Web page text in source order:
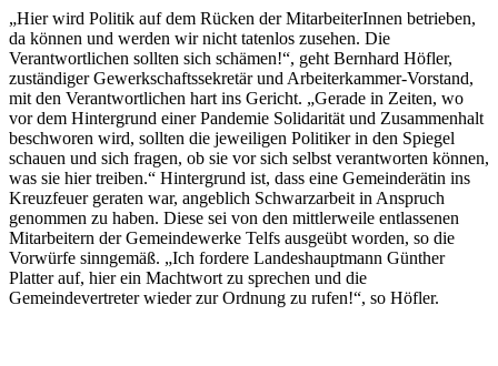
„Hier wird Politik auf dem Rücken der MitarbeiterInnen betrieben,
da können und werden wir nicht tatenlos zusehen. Die
Verantwortlichen sollten sich schämen!“, geht Bernhard Höfler,
zuständiger Gewerkschaftssekretär und Arbeiterkammer-Vorstand,
mit den Verantwortlichen hart ins Gericht. „Gerade in Zeiten, wo
vor dem Hintergrund einer Pandemie Solidarität und Zusammenhalt
beschworen wird, sollten die jeweiligen Politiker in den Spiegel
schauen und sich fragen, ob sie vor sich selbst verantworten können,
was sie hier treiben.“ Hintergrund ist, dass eine Gemeinderätin ins
Kreuzfeuer geraten war, angeblich Schwarzarbeit in Anspruch
genommen zu haben. Diese sei von den mittlerweile entlassenen
Mitarbeitern der Gemeindewerke Telfs ausgeübt worden, so die
Vorwürfe sinngemäß. „Ich fordere Landeshauptmann Günther
Platter auf, hier ein Machtwort zu sprechen und die
Gemeindevertreter wieder zur Ordnung zu rufen!“, so Höfler.